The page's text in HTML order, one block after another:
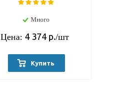
Много
Цена: 4 374р./шт
Купить